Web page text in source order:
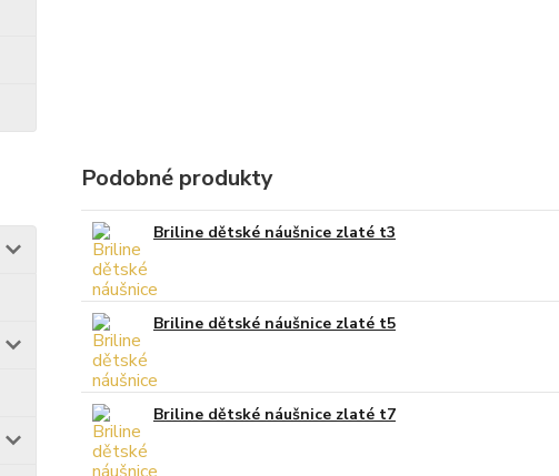
Podobné produkty
Briline dětské náušnice zlaté t3
Briline dětské náušnice zlaté t5
Briline dětské náušnice zlaté t7